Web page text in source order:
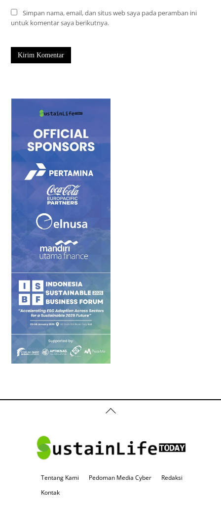
Simpan nama, email, dan situs web saya pada peramban ini
untuk komentar saya berikutnya.
Back
To
Tentang Kami Pedoman Media Cyber
Redaksi
Kontak